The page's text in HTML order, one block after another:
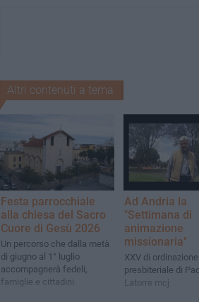
Altri contenuti a tema
Festa parrocchiale
alla chiesa del Sacro
Cuore di Gesù 2026
Un percorso che dalla metà
di giugno al 1° luglio
accompagnerà fedeli,
famiglie e cittadini
Ad Andria la
"Settimana di
animazione
missionaria"
XXV di ordinazione
presbiteriale di
Latorre mcj